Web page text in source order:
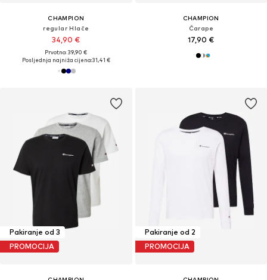
CHAMPION
regular Hlače
34,90 €
Prvotno: 39,90 €
Posljednja najniža cijena:31,41 €
CHAMPION
Čarape
17,90 €
Pakiranje od 3
PROMOCIJA
Pakiranje od 2
PROMOCIJA